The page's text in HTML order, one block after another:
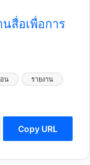
สื่อเพื่อการ
น
รายงาน
Copy URL